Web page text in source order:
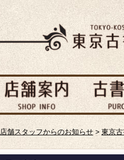
店舗スタッフからのお知らせ> 東京